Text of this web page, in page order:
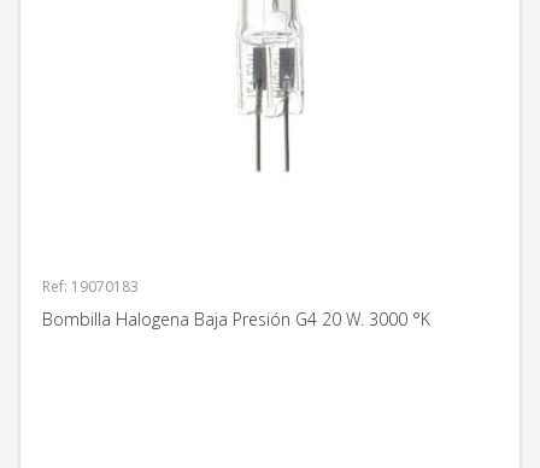
Ref: 19070183
Bombilla Halogena Baja Presión G4 20 W. 3000 °K